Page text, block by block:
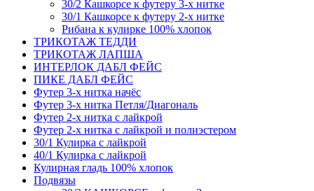
30/2 Кашкорсе к футеру 3-х нитке
30/1 Кашкорсе к футеру 2-х нитке
Рибана к кулирке 100% хлопок
ТРИКОТАЖ ТЕДДИ
ТРИКОТАЖ ЛАПША
ИНТЕРЛОК ДАБЛ ФЕЙС
ПИКЕ ДАБЛ ФЕЙС
Футер 3-х нитка начёс
Футер 3-х нитка Петля/Диагональ
Футер 2-х нитка с лайкрой
Футер 2-х нитка с лайкрой и полиэстером
30/1 Кулирка с лайкрой
40/1 Кулирка с лайкрой
Кулирная гладь 100% хлопок
Подвязы